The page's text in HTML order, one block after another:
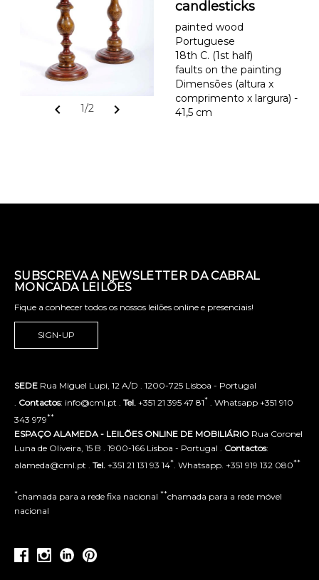
chevron_left 1/2 chevron_right
candlesticks
painted wood
Portuguese
18th C. (1st half)
faults on the painting
Dimensões (altura x
comprimento x largura) -
41,5 cm
SUBSCREVA A NEWSLETTER DA CABRAL
MONCADA LEILÕES
Fique a conhecer todos os nossos leilões online e presenciais!
SIGN-UP
SEDE Rua Miguel Lupi, 12 A/D . 1200-725 Lisboa - Portugal
Contactos: info@cml.pt . Tel. +351 21 395 47 81* . Whatsapp +351 910
343 979**
ESPAÇO ALAMEDA - LEILÕES ONLINE DE MOBILIÁRIO Rua Coronel
Luna de Oliveira, 15 B . 1900-166 Lisboa - Portugal . Contactos:
alameda@cml.pt . Tel. +351 21 131 93 14* . Whatsapp. +351 919 132 080**
*chamada para a rede fixa nacional **chamada para a rede móvel
nacional